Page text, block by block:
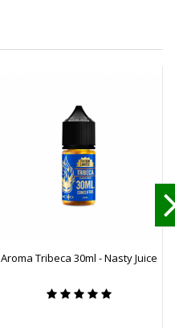
Aroma Tribeca 30ml - Nasty Juice